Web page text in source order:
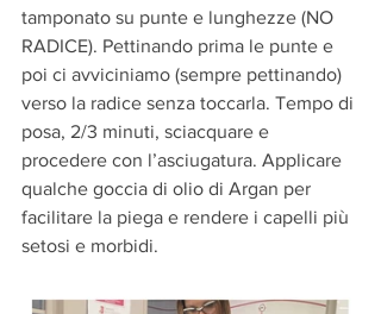
tamponato su punte e lunghezze (NO
RADICE). Pettinando prima le punte e
poi ci avviciniamo (sempre pettinando)
verso la radice senza toccarla. Tempo di
posa, 2/3 minuti, sciacquare e
procedere con l’asciugatura. Applicare
qualche goccia di olio di Argan per
facilitare la piega e rendere i capelli più
setosi e morbidi.